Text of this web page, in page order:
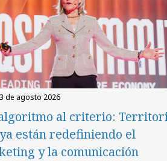
de agosto 2026
al criterio:
están redefiniendo el
y la comunicación